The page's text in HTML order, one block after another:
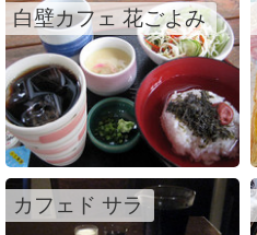
白壁カフェ 花ごよみ
カフェド サラ